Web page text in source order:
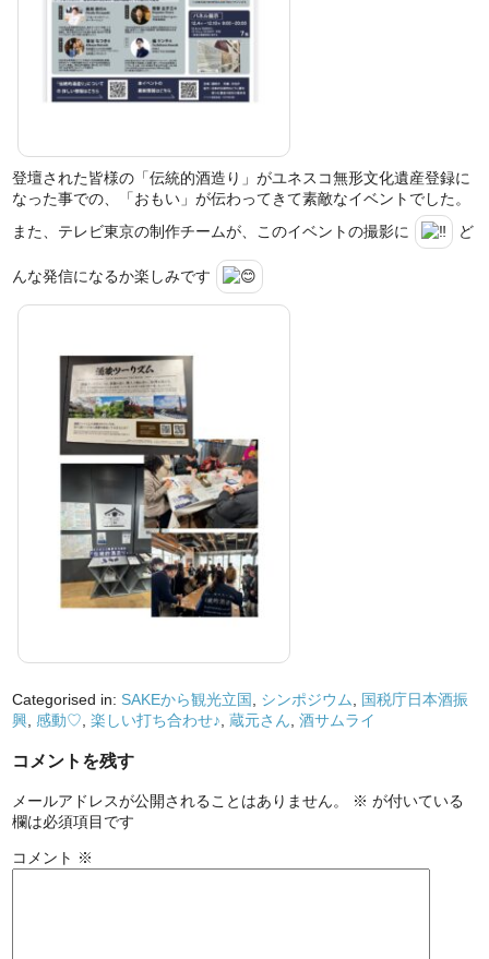
登壇された皆様の「伝統的酒造り」がユネスコ無形文化遺産登録に
なった事での、「おもい」が伝わってきて素敵なイベントでした。
また、テレビ東京の制作チームが、このイベントの撮影に
ど
んな発信になるか楽しみです
Categorised in: SAKEから観光立国 シンポジウム
国税庁日本酒振
興 感動♡ ,楽しい打ち合わせ♪ ,蔵元さん ,酒サムライ
コメントを残す
メールアドレスが公開されることはありません。 ※ が付いている
欄は必須項目です
コメント ※